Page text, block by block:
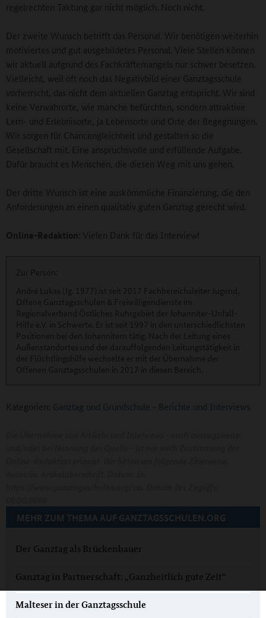
regelrechten Taktung gar nicht möglich. Noch nicht.
Der zweite Wunsch betrifft das Personal. Wir benötigen weiterhin
motiviertes und gut ausgebildetes Personal. Viele Stellen können
wir aktuell aufgrund des Fachkräftemangels nur schwer besetzen.
Vielleicht, weil oft noch das Negativbild einer Ganztagsschule
vorherrscht, das nicht dem aktuellen Ganztag entspricht. Wir sind
keine Verwahrorte, wie manche befürchten, sondern attraktive
Lern- und Erlebnisorte, ja Lebensorte und Orte der Begegnungen.
Wir sorgen für Chancengleichheit und gestalten so die
Gesellschaft mit. Eine anspruchsvolle und erfüllende Aufgabe.
Dafür braucht es Menschen, die diesen Weg mit uns gehen.
Der dritte Wunsch ist eine auskömmliche Finanzierung, die den
Anforderungen an einen qualitativ guten Ganztag gerecht wird.
Online-Redaktion: Vielen Dank für das Interview!
Kategorien: Ganztag und Grundschule - Berichte und Interviews
MEHR ZUM THEMA AUF GANZTAGSSCHULEN.ORG
Der Ganztag als Brückenbauer
Ganztag in Partnerschaft: „Ganzheitlich gute Zeit“
Malteser in der Ganztagsschule